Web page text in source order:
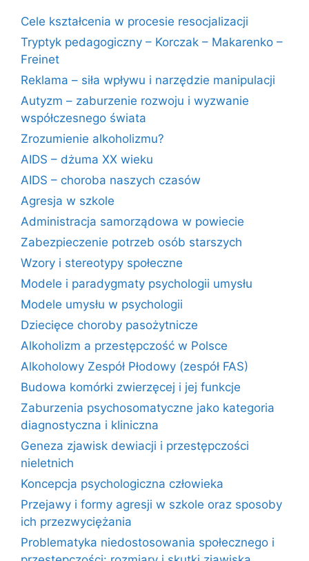
Cele kształcenia w procesie resocjalizacji
Tryptyk pedagogiczny – Korczak – Makarenko –
Freinet
Reklama – siła wpływu i narzędzie manipulacji
Autyzm – zaburzenie rozwoju i wyzwanie
współczesnego świata
Zrozumienie alkoholizmu?
AIDS – dżuma XX wieku
AIDS – choroba naszych czasów
Agresja w szkole
Administracja samorządowa w powiecie
Zabezpieczenie potrzeb osób starszych
Wzory i stereotypy społeczne
Modele i paradygmaty psychologii umysłu
Modele umysłu w psychologii
Dziecięce choroby pasożytnicze
Alkoholizm a przestępczość w Polsce
Alkoholowy Zespół Płodowy (zespół FAS)
Budowa komórki zwierzęcej i jej funkcje
Zaburzenia psychosomatyczne jako kategoria
diagnostyczna i kliniczna
Geneza zjawisk dewiacji i przestępczości
nieletnich
Koncepcja psychologiczna człowieka
Przejawy i formy agresji w szkole oraz sposoby
ich przezwyciężania
Problematyka niedostosowania społecznego i